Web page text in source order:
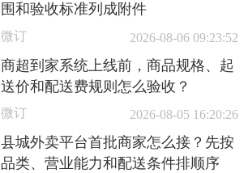
围和验收标准列成附件
微订 2026-08-06 09:23:52
商超到家系统上线前，商品规格、起
送价和配送费规则怎么验收？
微订 2026-08-05 16:20:26
县城外卖平台首批商家怎么接？先按
品类、营业能力和配送条件排顺序